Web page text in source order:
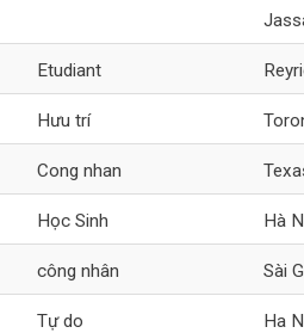
Etudiant
Hưu trí
Cong nhan
Học Sinh Hà
công nhân Sài
Tự do Ha